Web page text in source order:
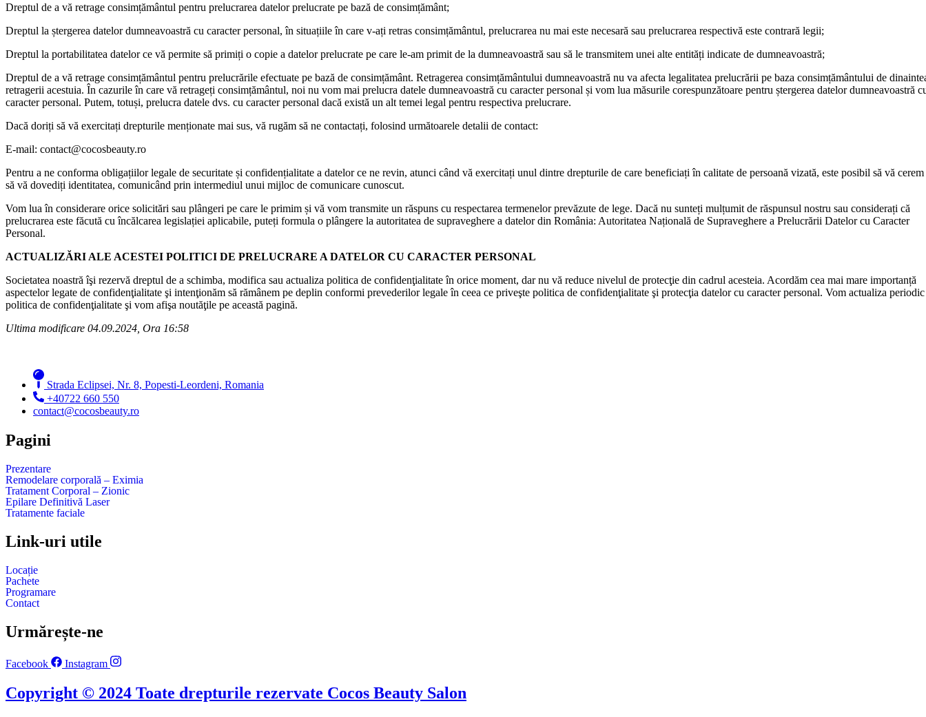
Dreptul de a vă retrage consimțământul pentru prelucrarea datelor prelucrate pe bază de consimțământ;
Dreptul la ștergerea datelor dumneavoastră cu caracter personal, în situațiile în care v-ați retras consimțământul, prelucrarea nu mai este necesară sau prelucrarea respectivă este contrară legii;
Dreptul la portabilitatea datelor ce vă permite să primiți o copie a datelor prelucrate pe care le-am primit de la dumneavoastră sau să le transmitem unei alte entități indicate de dumneavoastră;
Dreptul de a vă retrage consimțământul pentru prelucrările efectuate pe bază de consimțământ. Retragerea consimțământului dumneavoastră nu va afecta legalitatea prelucrării pe baza consimțământului de
retragerii acestuia. În cazurile în care vă retrageți consimțământul, noi nu vom mai prelucra datele dumneavoastră cu caracter personal și vom lua măsurile corespunzătoare pentru ștergerea datelor dumneavoastră
caracter personal. Putem, totuși, prelucra datele dvs. cu caracter personal dacă există un alt temei legal pentru respectiva prelucrare.
Dacă doriți să vă exercitați drepturile menționate mai sus, vă rugăm să ne contactați, folosind următoarele detalii de contact:
E-mail: contact@cocosbeauty.ro
Pentru a ne conforma obligațiilor legale de securitate și confidențialitate a datelor ce ne revin, atunci când vă exercitați unul dintre drepturile de care beneficiați în calitate de persoană vizată, este posibil să vă cerem
să vă dovediți identitatea, comunicând prin intermediul unui mijloc de comunicare cunoscut.
Vom lua în considerare orice solicitări sau plângeri pe care le primim și vă vom transmite un răspuns cu respectarea termenelor prevăzute de lege. Dacă nu sunteți mulțumit de răspunsul nostru sau considerați că
prelucrarea este făcută cu încălcarea legislației aplicabile, puteți formula o plângere la autoritatea de supraveghere a datelor din România: Autoritatea Națională de Supraveghere a Prelucrării Datelor cu Caracter
Personal.
ACTUALIZĂRI ALE ACESTEI POLITICI DE PRELUCRARE A DATELOR CU CARACTER PERSONAL
Societatea noastră îşi rezervă dreptul de a schimba, modifica sau actualiza politica de confidenţialitate în orice moment, dar nu vă reduce nivelul de protecţie din cadrul acesteia. Acordăm cea mai mare importanță
aspectelor legate de confidenţialitate şi intenţionăm să rămânem pe deplin conformi prevederilor legale în ceea ce priveşte politica de confidenţialitate şi protecţia datelor cu caracter personal. Vom actualiza periodic
politica de confidenţialitate şi vom afişa noutăţile pe această pagină.
Ultima modificare 04.09.2024, Ora 16:58
Strada Eclipsei, Nr. 8, Popesti-Leordeni, Romania
+40722 660 550
contact@cocosbeauty.ro
Pagini
Prezentare
Remodelare corporală – Eximia
Tratament Corporal – Zionic
Epilare Definitivă Laser
Tratamente faciale
Link-uri utile
Locație
Pachete
Programare
Contact
Urmărește-ne
Facebook Instagram
Copyright © 2024 Toate drepturile rezervate Cocos Beauty Salon